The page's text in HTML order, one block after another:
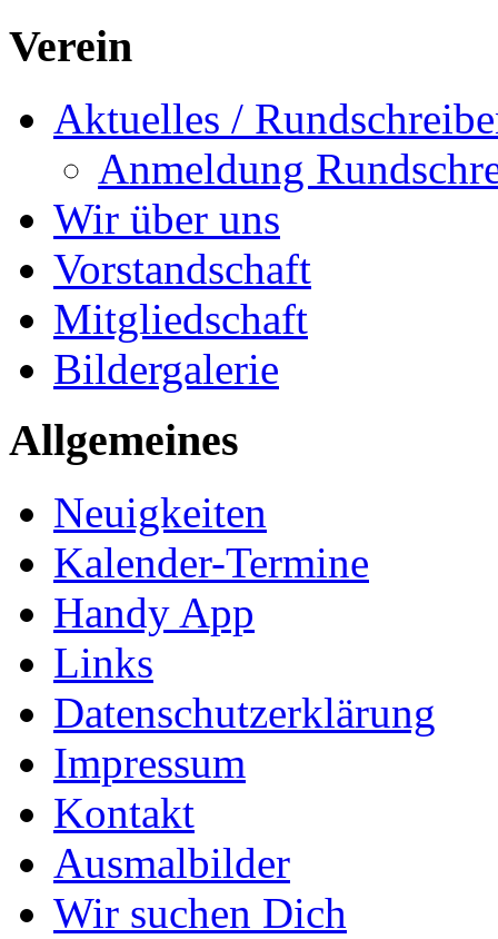
Verein
Aktuelles /
Anmeldung
Wir über uns
Vorstandschaft
Mitgliedschaft
Bildergalerie
Allgemeines
Neuigkeiten
Kalender-Termine
Handy App
Links
Datenschutzerklärung
Impressum
Kontakt
Ausmalbilder
Wir suchen Dich